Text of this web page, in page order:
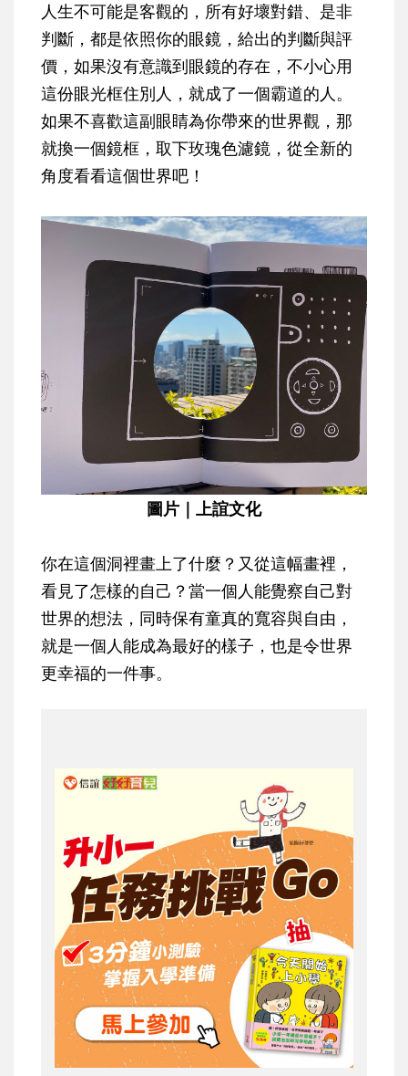
人生不可能是客觀的，所有好壞對錯、是非
判斷，都是依照你的眼鏡，給出的判斷與評
價，如果沒有意識到眼鏡的存在，不小心用
這份眼光框住別人，就成了一個霸道的人。
如果不喜歡這副眼睛為你帶來的世界觀，那
就換一個鏡框，取下玫瑰色濾鏡，從全新的
角度看看這個世界吧！
圖片｜上誼文化
你在這個洞裡畫上了什麼？又從這幅畫裡，
看見了怎樣的自己？當一個人能覺察自己對
世界的想法，同時保有童真的寬容與自由，
就是一個人能成為最好的樣子，也是令世界
更幸福的一件事。